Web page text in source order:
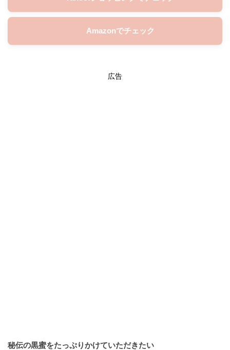
Amazonでチェック
広告
秘伝の黒蜜をたっぷりかけていただきたい